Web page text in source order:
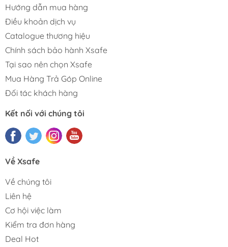
Hướng dẫn mua hàng
Điều khoản dịch vụ
Catalogue thương hiệu
Chính sách bảo hành Xsafe
Tại sao nên chọn Xsafe
Mua Hàng Trả Góp Online
Đối tác khách hàng
Kết nối với chúng tôi
Về Xsafe
Về chúng tôi
Liên hệ
Cơ hội việc làm
Kiểm tra đơn hàng
Deal Hot